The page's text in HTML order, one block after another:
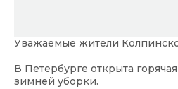
Уважаемые жители
В Петербурге открыта
зимней уборки.